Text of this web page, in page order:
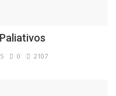
0 2107